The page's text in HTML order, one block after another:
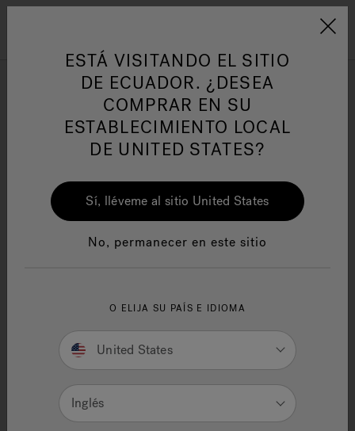
Jacuzzi&reg; Latin
Jacuzzi® Warranty
Registration
Registering your hot tub will expedite communications
with Jacuzzi® Hot Tubs and will enable us to send you
ESTÁ VISITANDO EL SITIO
DE ECUADOR. ¿DESEA
COMPRAR EN SU
ESTABLECIMIENTO LOCAL
DE UNITED STATES?
Sí, lléveme al sitio United States
No, permanecer en este sitio
O ELIJA SU PAÍS E IDIOMA
United States
Inglés